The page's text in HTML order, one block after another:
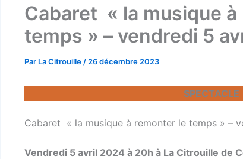
Cabaret « la musique
temps » – vendredi 5
Par La Citrouille / 26 décembre 2023
SPECTACLE
Cabaret « la musique à remonter le temps » –
Vendredi 5 avril 2024 à 20h à La Citrouille de